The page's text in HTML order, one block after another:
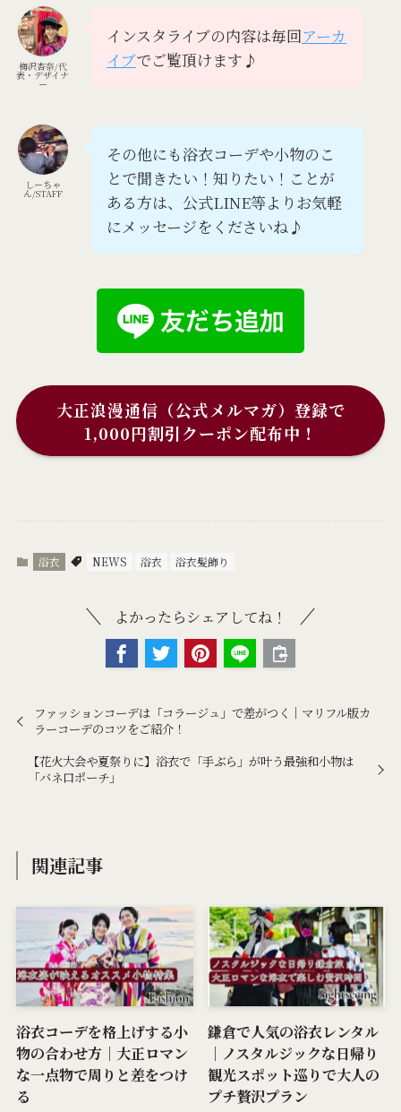
梅沢杏奈/代
表・デザイナ
ー
インスタライブの内容は毎回アーカ
イブでご覧頂けます♪
しーちゃ
ん/STAFF
その他にも浴衣コーデや小物のこ
とで聞きたい！知りたい！ことが
ある方は、公式LINE等よりお気軽
にメッセージをくださいね♪
大正浪漫通信（公式メルマガ）登録で
1,000円割引クーポン配布中！
浴衣 NEWS 浴衣 浴衣髪飾り
よかったらシェアしてね！
ファッションコーデは「コラージュ」で差がつく｜マリフル版カ
ラーコーデのコツをご紹介！
【花火大会や夏祭りに】浴衣で「手ぶら」が叶う最強和小物は
「バネ口ポーチ」
関連記事
浴衣コーデを格上げする小
物の合わせ方｜大正ロマン
な一点物で周りと差をつけ
る
鎌倉で人気の浴衣レンタル
｜ノスタルジックな日帰り
観光スポット巡りで大人の
プチ贅沢プラン